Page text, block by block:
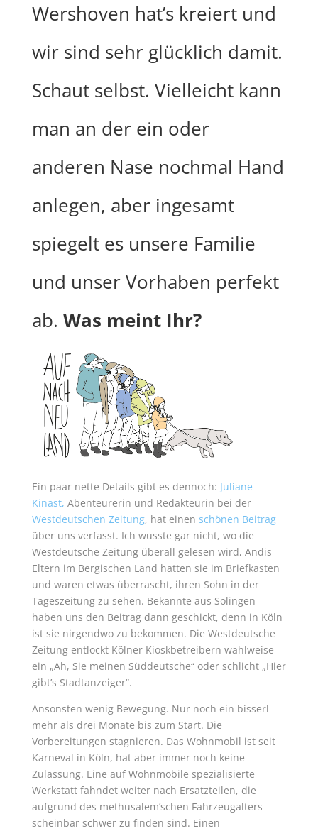
Wershoven hat’s kreiert und
wir sind sehr glücklich damit.
Schaut selbst. Vielleicht kann
man an der ein oder
anderen Nase nochmal Hand
anlegen, aber ingesamt
spiegelt es unsere Familie
und unser Vorhaben perfekt
ab. Was meint Ihr?
Ein paar nette Details gibt es dennoch: Juliane
Kinast, Abenteurerin und Redakteurin bei der
Westdeutschen Zeitung, hat einen schönen Beitrag
über uns verfasst. Ich wusste gar nicht, wo die
Westdeutsche Zeitung überall gelesen wird, Andis
Eltern im Bergischen Land hatten sie im Briefkasten
und waren etwas überrascht, ihren Sohn in der
Tageszeitung zu sehen. Bekannte aus Solingen
haben uns den Beitrag dann geschickt, denn in Köln
ist sie nirgendwo zu bekommen. Die Westdeutsche
Zeitung entlockt Kölner Kioskbetreibern wahlweise
ein „Ah, Sie meinen Süddeutsche“ oder schlicht „Hier
gibt’s Stadtanzeiger“.
Ansonsten wenig Bewegung. Nur noch ein bisserl
mehr als drei Monate bis zum Start. Die
Vorbereitungen stagnieren. Das Wohnmobil ist seit
Karneval in Köln, hat aber immer noch keine
Zulassung. Eine auf Wohnmobile spezialisierte
Werkstatt fahndet weiter nach Ersatzteilen, die
aufgrund des methusalem’schen Fahrzeugalters
scheinbar schwer zu finden sind. Einen